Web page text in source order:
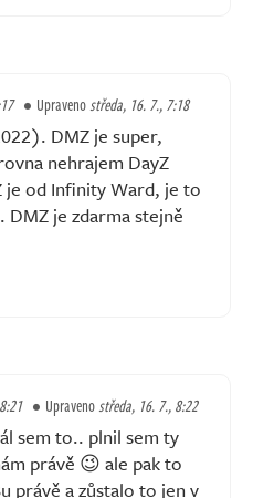
Upravenostředa, 16. 7., 7:18
DMZ je super,
nehrajem DayZ
je od Infinity Ward, je to
je zdarma stejně
Upravenostředa, 16. 7., 8:22
sem to.. plnil sem ty
právě 😉 ale pak to
právě a zůstalo to jen v